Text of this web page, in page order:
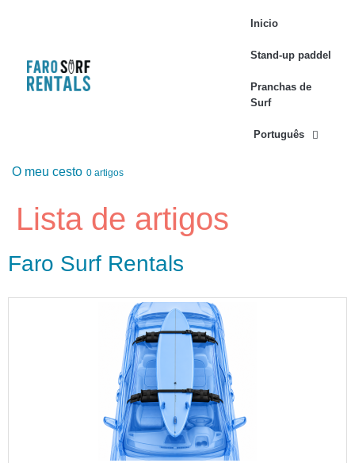
Inicio
Stand-up paddel
Pranchas de
Surf
Português
O meu cesto 0 artigos
Lista de artigos
Faro Surf Rentals